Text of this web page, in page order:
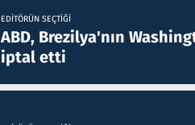
EDITÖRÜN SEÇTIĞI
ABD, Brezilya'nın
iptal etti